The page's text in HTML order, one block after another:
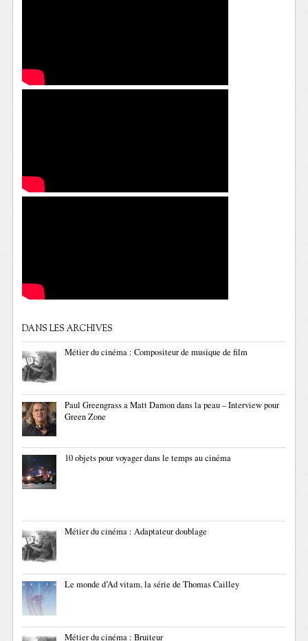
DANS LES ARCHIVES
Métier du cinéma : Compositeur de musique de film
Paul Greengrass a Matt Damon dans la peau – Interview pour
Green Zone
10 objets pour voyager dans le temps au cinéma
Métier du cinéma : Adaptateur doublage
Le monde d’Ad vitam, la série de Thomas Cailley
Métier du cinéma : Bruiteur